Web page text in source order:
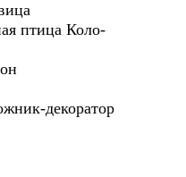
птица Коло-
декоратор